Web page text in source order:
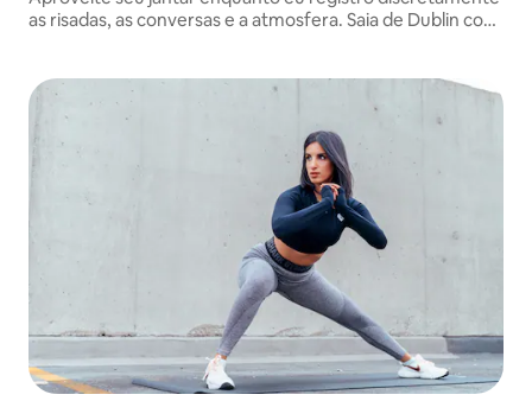
as risadas, as conversas e a atmosfera. Saia de Dublin com